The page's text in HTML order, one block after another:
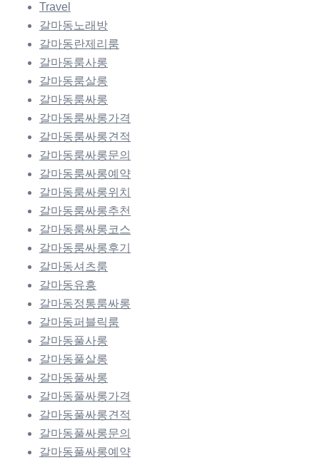
Travel
갈마동노래방
갈마동란제리룸
갈마동룸사롱
갈마동룸살롱
갈마동룸싸롱
갈마동룸싸롱가격
갈마동룸싸롱견적
갈마동룸싸롱문의
갈마동룸싸롱예약
갈마동룸싸롱위치
갈마동룸싸롱추천
갈마동룸싸롱코스
갈마동룸싸롱후기
갈마동셔츠룸
갈마동유흥
갈마동정통룸싸롱
갈마동퍼블릭룸
갈마동풀사롱
갈마동풀살롱
갈마동풀싸롱
갈마동풀싸롱가격
갈마동풀싸롱견적
갈마동풀싸롱문의
갈마동풀싸롱예약